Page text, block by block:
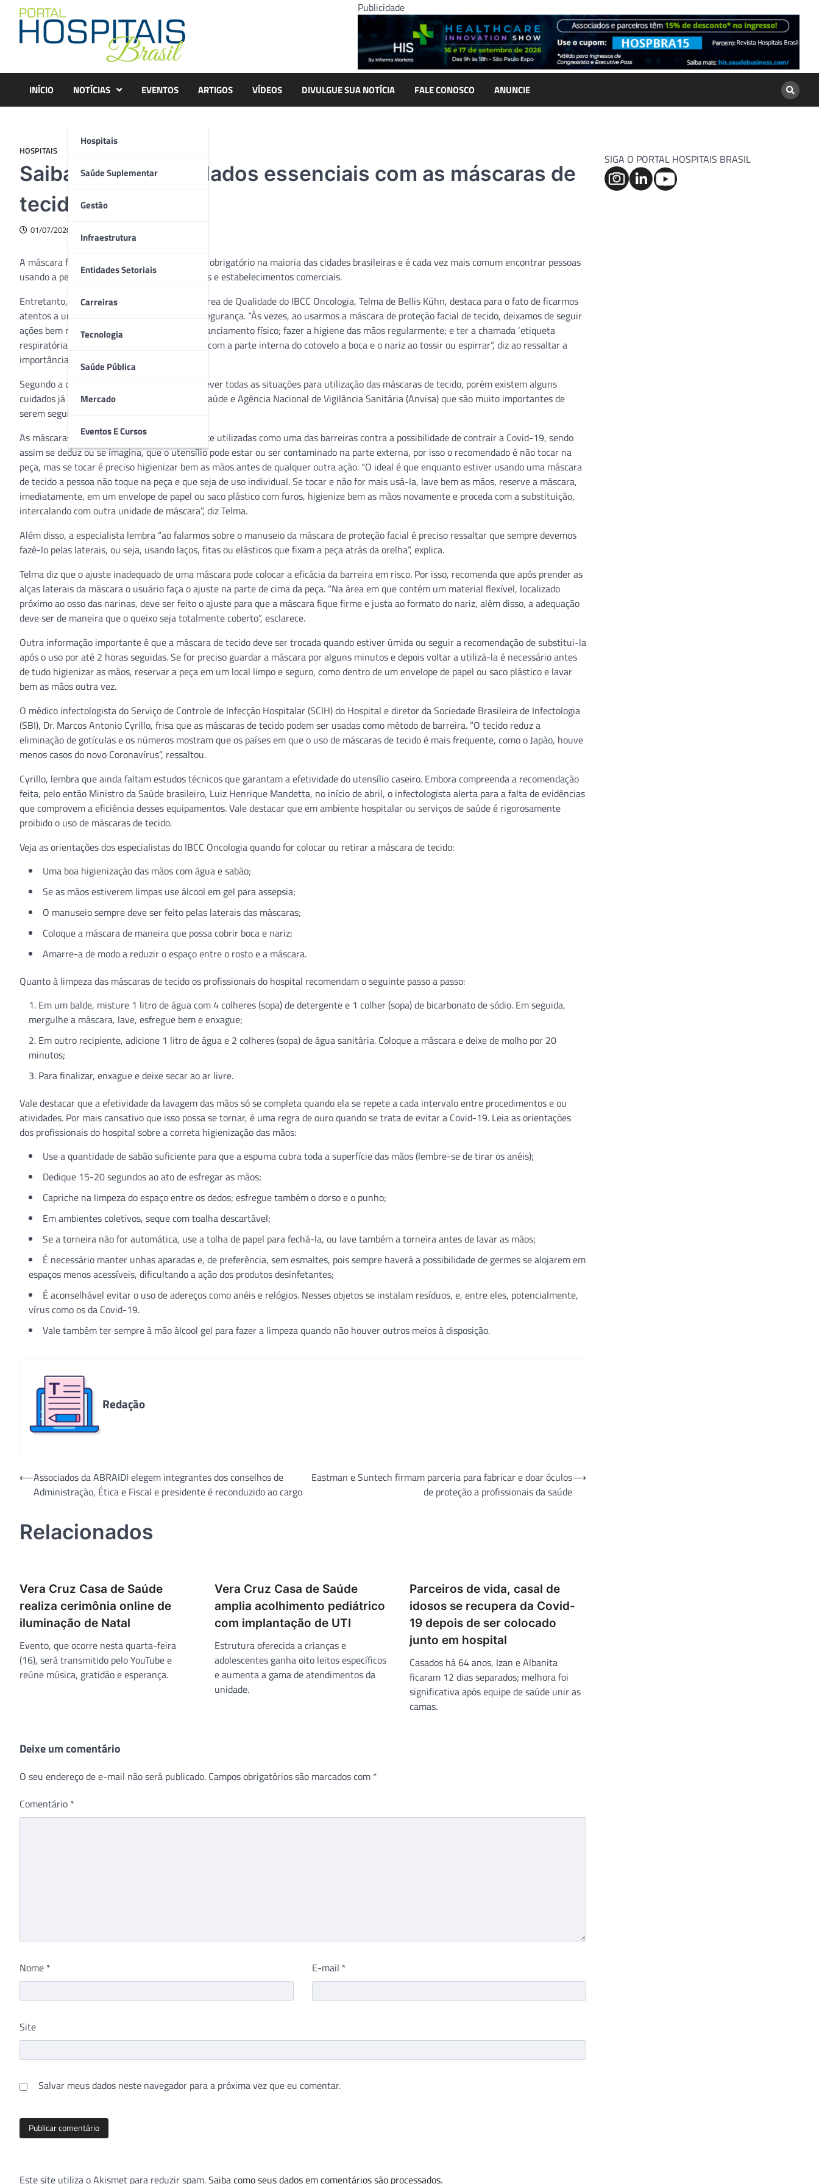
content
Publicidade
INÍCIO NOTÍCIAS
Hospitais
Saúde Suplementar
Gestão
Infraestrutura
Entidades Setoriais
Carreiras
Tecnologia
Saúde Pública
Mercado
Eventos E Cursos
EVENTOS ARTIGOS VÍDEOS DIVULGUE SUA NOTÍCIA FALE CONOSCO ANUNCIE
HOSPITAIS
Saiba quais os cuidados essenciais com as máscaras de
tecido
01/07/2020
A máscara facial de tecido se tornou utensílio obrigatório na maioria das cidades brasileiras e é cada vez mais comum encontrar pessoas
usando a peça pelas ruas, transportes públicos e estabelecimentos comerciais.
Entretanto, a bioquímica e coordenadora da área de Qualidade do IBCC Oncologia, Telma de Bellis Kühn, destaca para o fato de ficarmos
atentos a uma espécie de falsa sensação de segurança. “Às vezes, ao usarmos a máscara de proteção facial de tecido, deixamos de seguir
ações bem mais efetivas como: praticar o distanciamento físico; fazer a higiene das mãos regularmente; e ter a chamada ‘etiqueta
respiratória’ iniciativa em que a pessoa cobre com a parte interna do cotovelo a boca e o nariz ao tossir ou espirrar”, diz ao ressaltar a
importância desses três cuidados essenciais.
Segundo a coordenadora, não temos como prever todas as situações para utilização das máscaras de tecido, porém existem alguns
cuidados já normatizados pelo Ministério da Saúde e Agência Nacional de Vigilância Sanitária (Anvisa) que são muito importantes de
serem seguidos.
As máscaras de proteção facial são comumente utilizadas como uma das barreiras contra a possibilidade de contrair a Covid-19, sendo
assim se deduz ou se imagina, que o utensílio pode estar ou ser contaminado na parte externa, por isso o recomendado é não tocar na
peça, mas se tocar é preciso higienizar bem as mãos antes de qualquer outra ação. “O ideal é que enquanto estiver usando uma máscara
de tecido a pessoa não toque na peça e que seja de uso individual. Se tocar e não for mais usá-la, lave bem as mãos, reserve a máscara,
imediatamente, em um envelope de papel ou saco plástico com furos, higienize bem as mãos novamente e proceda com a substituição,
intercalando com outra unidade de máscara”, diz Telma.
Além disso, a especialista lembra “ao falarmos sobre o manuseio da máscara de proteção facial é preciso ressaltar que sempre devemos
fazê-lo pelas laterais, ou seja, usando laços, fitas ou elásticos que fixam a peça atrás da orelha”, explica.
Telma diz que o ajuste inadequado de uma máscara pode colocar a eficácia da barreira em risco. Por isso, recomenda que após prender as
alças laterais da máscara o usuário faça o ajuste na parte de cima da peça. “Na área em que contém um material flexível, localizado
próximo ao osso das narinas, deve ser feito o ajuste para que a máscara fique firme e justa ao formato do nariz, além disso, a adequação
deve ser de maneira que o queixo seja totalmente coberto”, esclarece.
Outra informação importante é que a máscara de tecido deve ser trocada quando estiver úmida ou seguir a recomendação de substitui-la
após o uso por até 2 horas seguidas. Se for preciso guardar a máscara por alguns minutos e depois voltar a utilizá-la é necessário antes
de tudo higienizar as mãos, reservar a peça em um local limpo e seguro, como dentro de um envelope de papel ou saco plástico e lavar
bem as mãos outra vez.
O médico infectologista do Serviço de Controle de Infecção Hospitalar (SCIH) do Hospital e diretor da Sociedade Brasileira de Infectologia
(SBI), Dr. Marcos Antonio Cyrillo, frisa que as máscaras de tecido podem ser usadas como método de barreira. “O tecido reduz a
eliminação de gotículas e os números mostram que os países em que o uso de máscaras de tecido é mais frequente, como o Japão, houve
menos casos do novo Coronavírus”, ressaltou.
Cyrillo, lembra que ainda faltam estudos técnicos que garantam a efetividade do utensílio caseiro. Embora compreenda a recomendação
feita, pelo então Ministro da Saúde brasileiro, Luiz Henrique Mandetta, no início de abril, o infectologista alerta para a falta de evidências
que comprovem a eficiência desses equipamentos. Vale destacar que em ambiente hospitalar ou serviços de saúde é rigorosamente
proibido o uso de máscaras de tecido.
Veja as orientações dos especialistas do IBCC Oncologia quando for colocar ou retirar a máscara de tecido:
Uma boa higienização das mãos com água e sabão;
Se as mãos estiverem limpas use álcool em gel para assepsia;
O manuseio sempre deve ser feito pelas laterais das máscaras;
Coloque a máscara de maneira que possa cobrir boca e nariz;
Amarre-a de modo a reduzir o espaço entre o rosto e a máscara.
Quanto à limpeza das máscaras de tecido os profissionais do hospital recomendam o seguinte passo a passo:
Em um balde, misture 1 litro de água com 4 colheres (sopa) de detergente e 1 colher (sopa) de bicarbonato de sódio. Em seguida,
mergulhe a máscara, lave, esfregue bem e enxague;
Em outro recipiente, adicione 1 litro de água e 2 colheres (sopa) de água sanitária. Coloque a máscara e deixe de molho por 20
minutos;
Para finalizar, enxague e deixe secar ao ar livre.
Vale destacar que a efetividade da lavagem das mãos só se completa quando ela se repete a cada intervalo entre procedimentos e ou
atividades. Por mais cansativo que isso possa se tornar, é uma regra de ouro quando se trata de evitar a Covid-19. Leia as orientações
dos profissionais do hospital sobre a correta higienização das mãos:
Use a quantidade de sabão suficiente para que a espuma cubra toda a superfície das mãos (lembre-se de tirar os anéis);
Dedique 15-20 segundos ao ato de esfregar as mãos;
Capriche na limpeza do espaço entre os dedos; esfregue também o dorso e o punho;
Em ambientes coletivos, seque com toalha descartável;
Se a torneira não for automática, use a tolha de papel para fechá-la, ou lave também a torneira antes de lavar as mãos;
É necessário manter unhas aparadas e, de preferência, sem esmaltes, pois sempre haverá a possibilidade de germes se alojarem em
espaços menos acessíveis, dificultando a ação dos produtos desinfetantes;
É aconselhável evitar o uso de adereços como anéis e relógios. Nesses objetos se instalam resíduos, e, entre eles, potencialmente,
vírus como os da Covid-19.
Vale também ter sempre à mão álcool gel para fazer a limpeza quando não houver outros meios à disposição.
Redação
Navegação
⟵Associados da ABRAIDI elegem integrantes dos conselhos de
Administração, Ética e Fiscal e presidente é reconduzido ao cargo
Eastman e Suntech firmam parceria para fabricar e doar óculos
de proteção a profissionais da saúde
⟶
Relacionados
Vera Cruz Casa de Saúde
realiza cerimônia online de
iluminação de Natal
Evento, que ocorre nesta quarta-feira
(16), será transmitido pelo YouTube e
reúne música, gratidão e esperança.
Vera Cruz Casa de Saúde
amplia acolhimento pediátrico
com implantação de UTI
Estrutura oferecida a crianças e
adolescentes ganha oito leitos específicos
e aumenta a gama de atendimentos da
unidade.
Parceiros de vida, casal de
idosos se recupera da Covid-
19 depois de ser colocado
junto em hospital
Casados há 64 anos, Izan e Albanita
ficaram 12 dias separados; melhora foi
significativa após equipe de saúde unir as
camas.
Deixe um comentário
O seu endereço de e-mail não será publicado. Campos obrigatórios são marcados com *
Comentário *
Nome * E-mail *
Site
Salvar meus dados neste navegador para a próxima vez que eu comentar.
Este site utiliza o Akismet para reduzir spam.Saiba como seus dados em comentários são processados.
SIGA O PORTAL HOSPITAIS BRASIL